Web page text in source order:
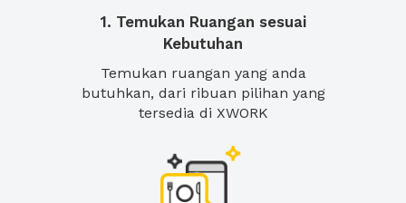
1. Temukan Ruangan sesuai
Kebutuhan
Temukan ruangan yang anda
butuhkan, dari ribuan pilihan yang
tersedia di XWORK